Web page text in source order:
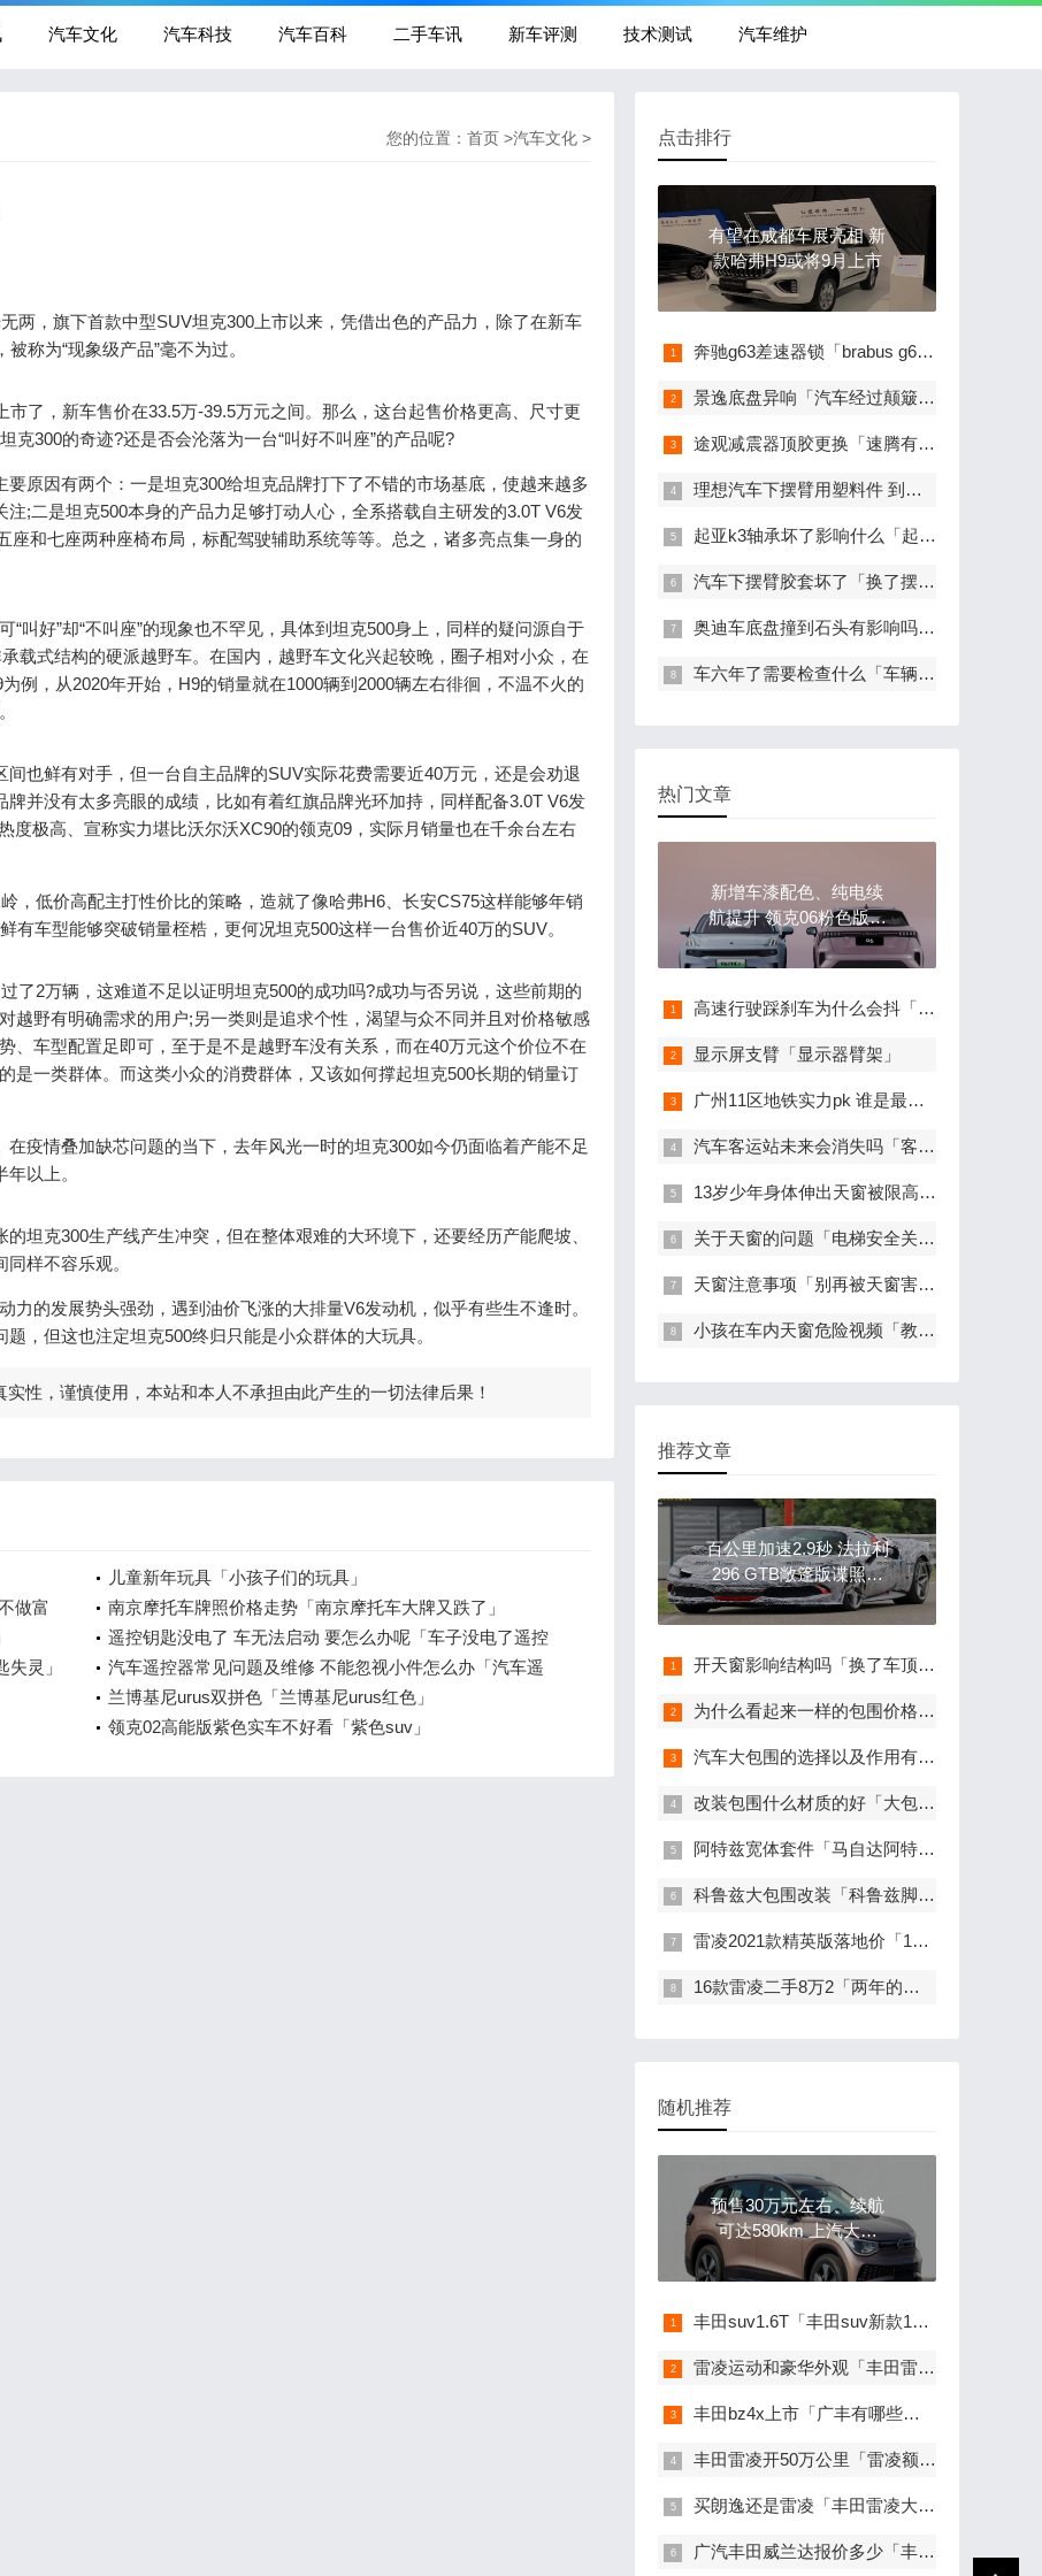
汽车文化 汽车科技 汽车百科 二手车讯 新车评测 技术测试 汽车维护
您的位置： 首页 >汽车文化 >
两，旗下首款中型SUV坦克300上市以来，凭借出色的产品力，除了在新车
称为“现象级产品”毫不为过。
了，新车售价在33.5万-39.5万元之间。那么，这台起售价格更高、尺寸更
克300的奇迹?还是否会沦落为一台“叫好不叫座”的产品呢?
原因有两个：一是坦克300给坦克品牌打下了不错的市场基底，使越来越多
;二是坦克500本身的产品力足够打动人心，全系搭载自主研发的3.0T V6发
和七座两种座椅布局，标配驾驶辅助系统等等。总之，诸多亮点集一身的
叫好”却“不叫座”的现象也不罕见，具体到坦克500身上，同样的疑问源自于
载式结构的硬派越野车。在国内，越野车文化兴起较晚，圈子相对小众，在
例，从2020年开始，H9的销量就在1000辆到2000辆左右徘徊，不温不火的
也鲜有对手，但一台自主品牌的SUV实际花费需要近40万元，还是会劝退
并没有太多亮眼的成绩，比如有着红旗品牌光环加持，同样配备3.0T V6发
度极高、宣称实力堪比沃尔沃XC90的领克09，实际月销量也在千余台左右
，低价高配主打性价比的策略，造就了像哈弗H6、长安CS75这样能够年销
有车型能够突破销量桎梏，更何况坦克500这样一台售价近40万的SUV。
了2万辆，这难道不足以证明坦克500的成功吗?成功与否另说，这些前期的
越野有明确需求的用户;另一类则是追求个性，渴望与众不同并且对价格敏感
、车型配置足即可，至于是不是越野车没有关系，而在40万元这个价位不在
是一类群体。而这类小众的消费群体，又该如何撑起坦克500长期的销量订
疫情叠加缺芯问题的当下，去年风光一时的坦克300如今仍面临着产能不足
以上。
坦克300生产线产生冲突，但在整体艰难的大环境下，还要经历产能爬坡、
样不容乐观。
的发展势头强劲，遇到油价飞涨的大排量V6发动机，似乎有些生不逢时。
，但这也注定坦克500终归只能是小众群体的大玩具。
性，谨慎使用，本站和本人不承担由此产生的一切法律后果！
儿童新年玩具「小孩子们的玩具」
做富
南京摩托车牌照价格走势「南京摩托车大牌又跌了」
遥控钥匙没电了 车无法启动 要怎么办呢「车子没电了遥控
钥匙打不开怎么办」
灵」
汽车遥控器常见问题及维修 不能忽视小件怎么办「汽车遥
控感应器坏了怎么办」
兰博基尼urus双拼色「兰博基尼urus红色」
领克02高能版紫色实车不好看「紫色suv」
点击排行
有望在成都车展亮相 新
款哈弗H9或将9月上市
奔驰g63差速器锁「brabus g63」
景逸底盘异响「汽车经过颠簸路面经常有异响」
途观减震器顶胶更换「速腾有跑50万公里的吗」
理想汽车下摆臂用塑料件 到底是简配还是高配 「理想one 悬挂改装」
起亚k3轴承坏了影响什么「起亚全国联保吗」
汽车下摆臂胶套坏了「换了摆臂方向盘不会回正了」
奥迪车底盘撞到石头有影响吗「奥迪车底盘布被划破」
车六年了需要检查什么「车辆日常检查应该检查哪些内容」
热门文章
新增车漆配色、纯电续
航提升 领克06粉色版图
片发布
高速行驶踩刹车为什么会抖「踩刹车发抖什么原因」
显示屏支臂「显示器臂架」
广州11区地铁实力pk 谁是最大赢家 「深圳地铁规划2020高清」
汽车客运站未来会消失吗「客车以后会不会淘汰」
13岁少年身体伸出天窗被限高杠碰撞致死 别让汽车天窗变成生命的威胁之窗
关于天窗的问题「电梯安全关乎生命」
天窗注意事项「别再被天窗害了」
小孩在车内天窗危险视频「教训是深刻的是惨痛的」
推荐文章
百公里加速2.9秒 法拉利
296 GTB敞篷版谍照曝
光
开天窗影响结构吗「换了车顶的车还安全吗」
为什么看起来一样的包围价格却不同 准备改装包围的车友一定要看
汽车大包围的选择以及作用有哪些「汽车运动包围」
改装包围什么材质的好「大包围改装合法吗」
阿特兹宽体套件「马自达阿特兹怎么改装外观」
科鲁兹大包围改装「科鲁兹脚垫全包围」
雷凌2021款精英版落地价「17款雷凌」
16款雷凌二手8万2「两年的雷凌能卖多少钱」
随机推荐
预售30万元左右、续航
可达580km 上汽大众
ID.6 X将于6月17日上市
丰田suv1.6T「丰田suv新款12万 自动挡」
雷凌运动和豪华外观「丰田雷凌1.2t和1.8l有什么区别吗」
丰田bz4x上市「广丰有哪些宾馆有那个」
丰田雷凌开50万公里「雷凌额+」
买朗逸还是雷凌「丰田雷凌大众朗逸」
广汽丰田威兰达报价多少「丰田RAV4」